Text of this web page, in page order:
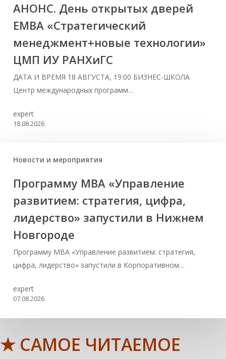
АНОНС. День открытых дверей
ЕМВА «Стратегический
менеджмент+новые технологии»
ЦМП ИУ РАНХиГС
ДАТА И ВРЕМЯ 18 АВГУСТА, 19:00 БИЗНЕС-ШКОЛА
Центр международных программ…
expert
18.08.2026
Новости и мероприятия
Программу MBA «Управление
развитием: стратегия, цифра,
лидерство» запустили в Нижнем
Новгороде
Программу MBA «Управление развитием: стратегия,
цифра, лидерство» запустили в Корпоративном…
expert
07.08.2026
★ САМОЕ ЧИТАЕМОЕ